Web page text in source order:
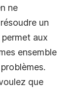
ne
un
aux
ensemble
que